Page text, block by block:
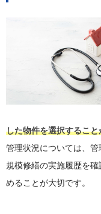
した物件を選択するこ
管理状況については、
規模修繕の実施履歴を
めることが大切です。